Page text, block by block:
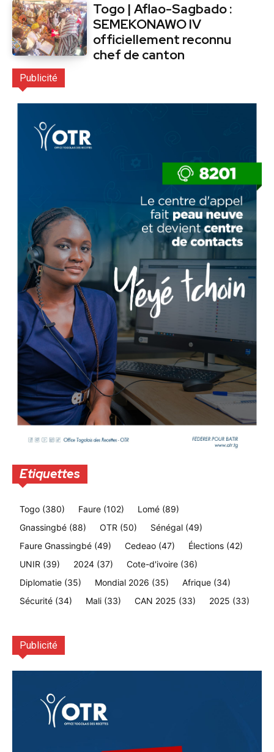
Togo | Aflao-Sagbado :
SEMEKONAWO IV
officiellement reconnu
chef de canton
Publicité
Etiquettes
Togo (380) Faure (102) Lomé (89)
Gnassingbé (88) OTR (50) Sénégal (49)
Faure Gnassingbé (49) Cedeao (47) Élections (42)
UNIR (39) 2024 (37) Cote-d'ivoire (36)
Diplomatie (35) Mondial 2026 (35) Afrique (34)
Sécurité (34) Mali (33) CAN 2025 (33) 2025 (33)
Publicité